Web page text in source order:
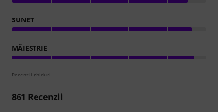
SUNET
MĂIESTRIE
Recenzii ghiduri
861 Recenzii